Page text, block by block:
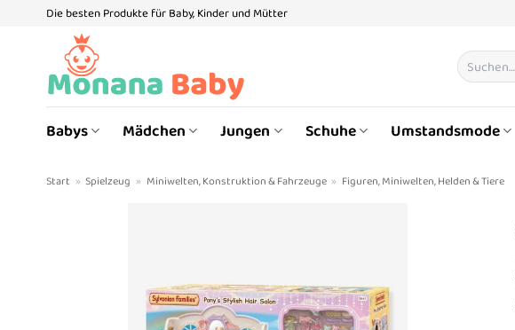
Die besten Produkte für Baby, Kinder und Mütter
Suchen
nach:
Babys Mädchen Jungen Schuhe Umstandsmode
Start » Spielzeug » Miniwelten, Konstruktion & Fahrzeuge » Figuren, Miniwelten, Helden & Tiere